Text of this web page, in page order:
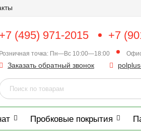
+7 (495) 971-2015 +7
Розничная точка: Пн—Вс 10:00—18:00
Заказать обратный звонок
Пробковые покрытия